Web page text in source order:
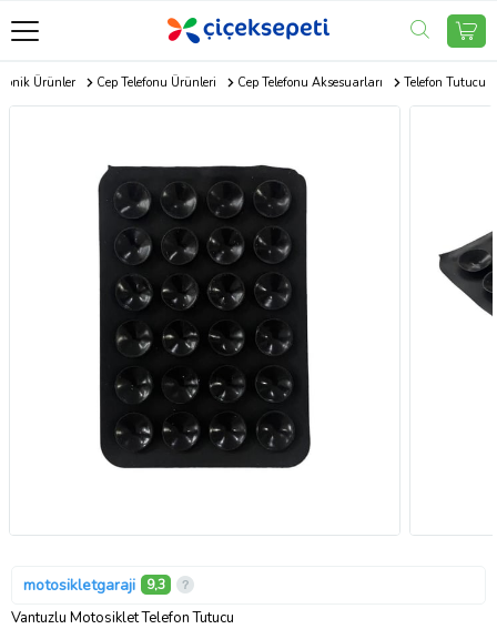
Ürünler Cep Telefonu Ürünleri Cep Telefonu Aksesuarları Telefon Tutucu
motosikletgaraji 9,3
Vantuzlu Motosiklet Telefon Tutucu